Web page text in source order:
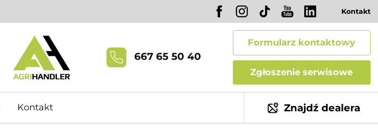
Kontakt
667 65 50 40
Formularz kontaktowy
Zgłoszenie serwisowe
Kontakt Znajdź dealera